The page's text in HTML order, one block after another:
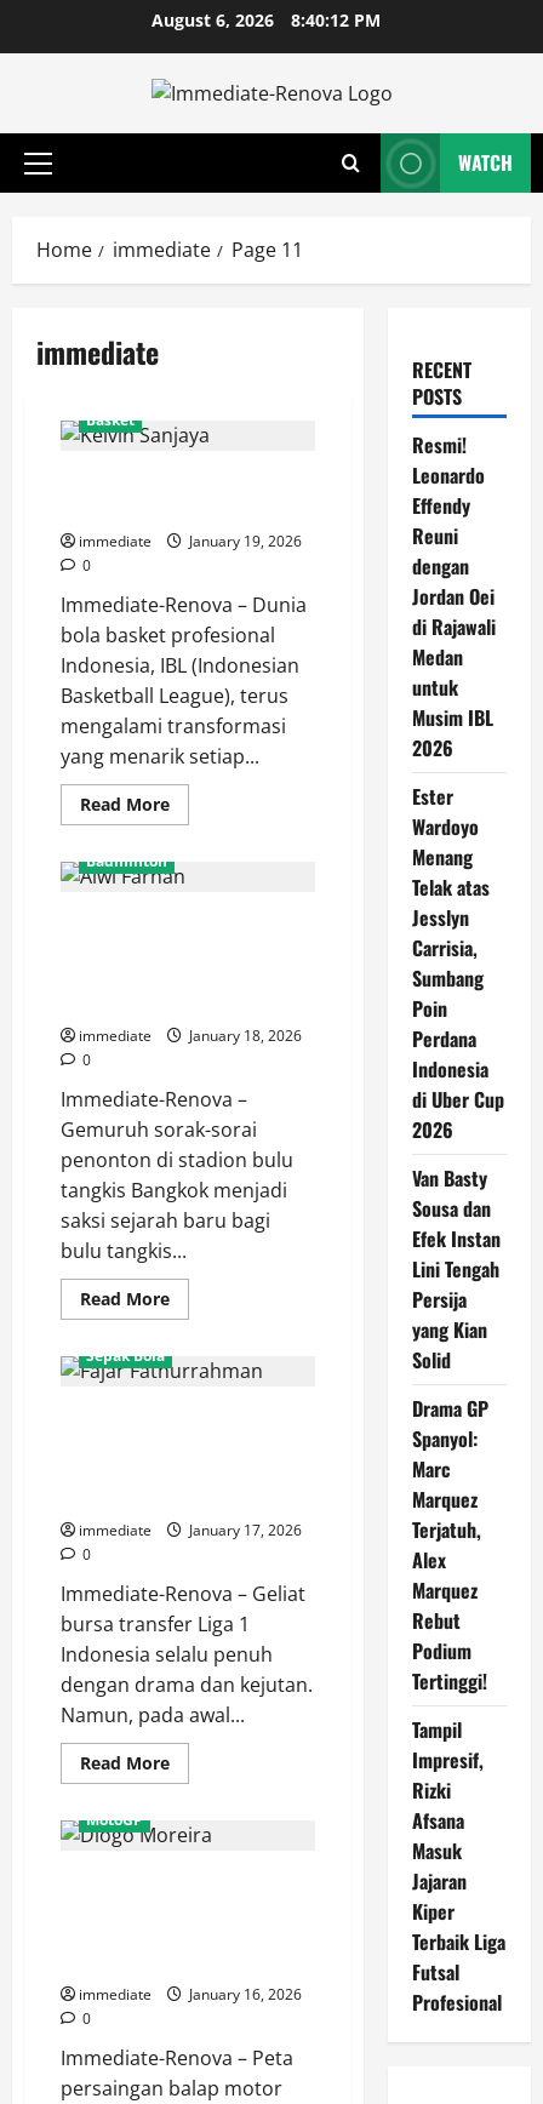
August 6, 2026 8:40:12 PM
Primary
WATCH
Home immediate Page 11
immediate
Basket
immediate
January 19, 2026
0
Immediate-Renova – Dunia
bola basket profesional
Indonesia, IBL (Indonesian
Basketball League), terus
mengalami transformasi
yang menarik setiap...
Read MoreRead
more
Sanjaya,
Menara
Badminton
immediate
January 18, 2026
0
Immediate-Renova –
Gemuruh sorak-sorai
penonton di stadion bulu
tangkis Bangkok menjadi
saksi sejarah baru bagi
bulu tangkis...
Read MoreRead
more
Farhan
Raih
Masa
Depan
Putra
Sepak Bola
immediate
January 17, 2026
0
Immediate-Renova – Geliat
bursa transfer Liga 1
Indonesia selalu penuh
dengan drama dan kejutan.
Namun, pada awal...
Read MoreRead
more
Fathurrahman
Is
Rival
Waspada
MotoGP
immediate
January 16, 2026
0
Immediate-Renova – Peta
persaingan balap motor
RECENT
POSTS
Resmi!
Leonardo
Effendy
Reuni
dengan
Jordan Oei
di Rajawali
Medan
untuk
Musim IBL
2026
Ester
Wardoyo
Menang
Telak atas
Jesslyn
Carrisia,
Sumbang
Poin
Perdana
Indonesia
di Uber Cup
2026
Van Basty
Sousa dan
Efek Instan
Lini Tengah
Persija
yang Kian
Solid
Drama GP
Spanyol:
Marc
Marquez
Terjatuh,
Alex
Marquez
Rebut
Podium
Tertinggi!
Tampil
Impresif,
Rizki
Afsana
Masuk
Jajaran
Kiper
Terbaik Liga
Futsal
Profesional